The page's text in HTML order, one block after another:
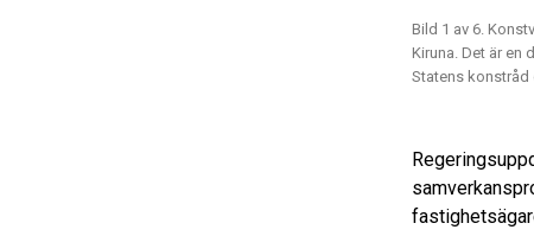
Bild 1 av 6.
Kiruna. Det är en
Statens konstråd